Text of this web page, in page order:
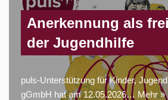
Anerkennung als
der Jugendhilfe
puls-Unterstützung für Kinder,
gGmbH hat am 12.05.2026…Mehr »